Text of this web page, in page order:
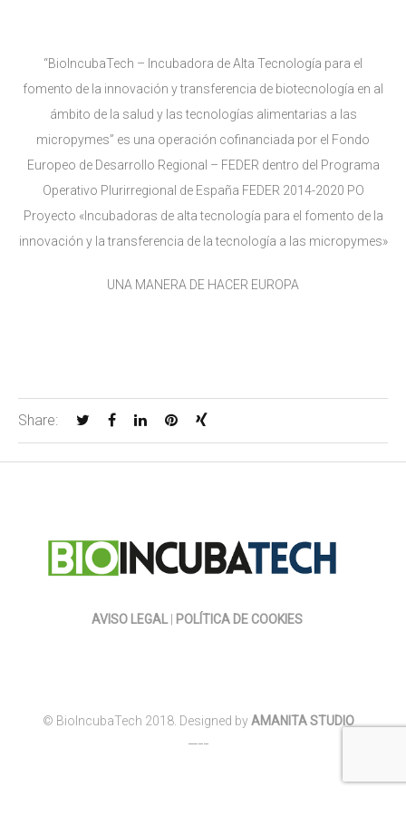
“BioIncubaTech – Incubadora de Alta Tecnología para el
fomento de la innovación y transferencia de biotecnología en al
ámbito de la salud y las tecnologías alimentarias a las
micropymes” es una operación cofinanciada por el Fondo
Europeo de Desarrollo Regional – FEDER dentro del Programa
Operativo Plurirregional de España FEDER 2014-2020 PO
Proyecto «Incubadoras de alta tecnología para el fomento de la
innovación y la transferencia de la tecnología a las micropymes»
UNA MANERA DE HACER EUROPA
Share:
AVISO LEGAL POLÍTICA DE COOKIES
© BioIncubaTech 2018. Designed byAMANITA STUDIO